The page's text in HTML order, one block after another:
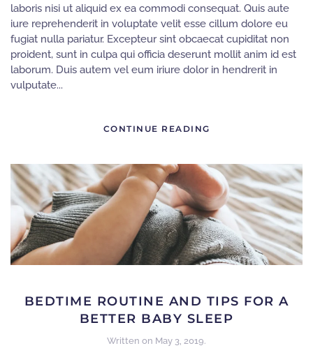
laboris nisi ut aliquid ex ea commodi consequat. Quis aute
iure reprehenderit in voluptate velit esse cillum dolore eu
fugiat nulla pariatur. Excepteur sint obcaecat cupiditat non
proident, sunt in culpa qui officia deserunt mollit anim id est
laborum. Duis autem vel eum iriure dolor in hendrerit in
vulputate...
CONTINUE READING
BEDTIME ROUTINE AND TIPS FOR A
BETTER BABY SLEEP
Written on May 3, 2019.